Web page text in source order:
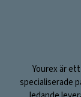
Yourex är
specialiserade